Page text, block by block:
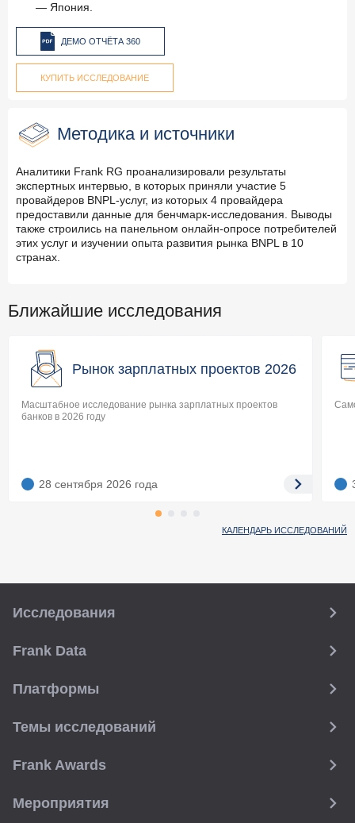
— Япония.
ДЕМО ОТЧЁТА 360
КУПИТЬ ИССЛЕДОВАНИЕ
Методика и источники
Аналитики Frank RG проанализировали результаты
экспертных интервью, в которых приняли участие 5
провайдеров BNPL-услуг, из которых 4 провайдера
предоставили данные для бенчмарк-исследования. Выводы
также строились на панельном онлайн-опросе потребителей
этих услуг и изучении опыта развития рынка BNPL в 10
странах.
Ближайшие исследования
Рынок зарплатных проектов 2026
Масштабное исследование рынка зарплатных проектов
банков в 2026 году
28 сентября 2026 года
КАЛЕНДАРЬ ИССЛЕДОВАНИЙ
Исследования
Frank Data
Платформы
Темы исследований
Frank Awards
Мероприятия